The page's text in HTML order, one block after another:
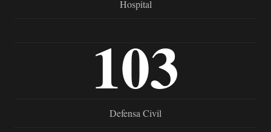
Hospital
103
Defensa Civil